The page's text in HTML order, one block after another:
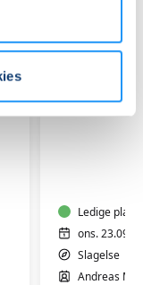
Ledige
ons.
Slagelse
Andreas